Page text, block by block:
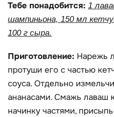
Тебе понадобится: 1
шампиньона, 150 мл
100 г сыра.
Приготовление: Нарежь
протуши его с частью
соуса. Отдельно
ананасами. Смажь лаваш
начинку частями,